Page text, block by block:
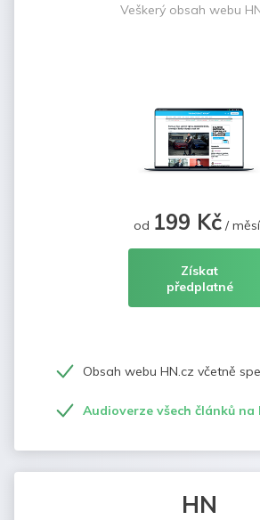
Veškerý obsah webu
od 199 Kč/
Získat
předplatné
Obsah webu HN.cz včetně
Audioverze všech článků na
HN